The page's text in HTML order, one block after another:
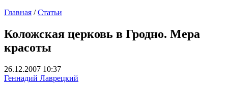
Главная / Статьи
Коложская церковь в Гродно. Мера
красоты
26.12.2007 10:37
Геннадий Лаврецкий